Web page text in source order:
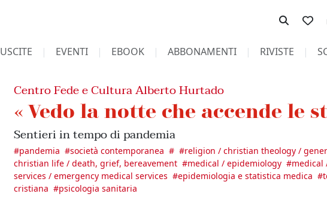
USCITE EVENTI EBOOK ABBONAMENTI RIVISTE
Centro Fede e Cultura Alberto Hurtado
« Vedo la notte che accende le
Sentieri in tempo di pandemia
#pandemia #società contemporanea # #religion / christian theology /
christian life / death, grief, bereavement #medical / epidemiology #medical
services / emergency medical services #epidemiologia e statistica medica #
cristiana #psicologia sanitaria